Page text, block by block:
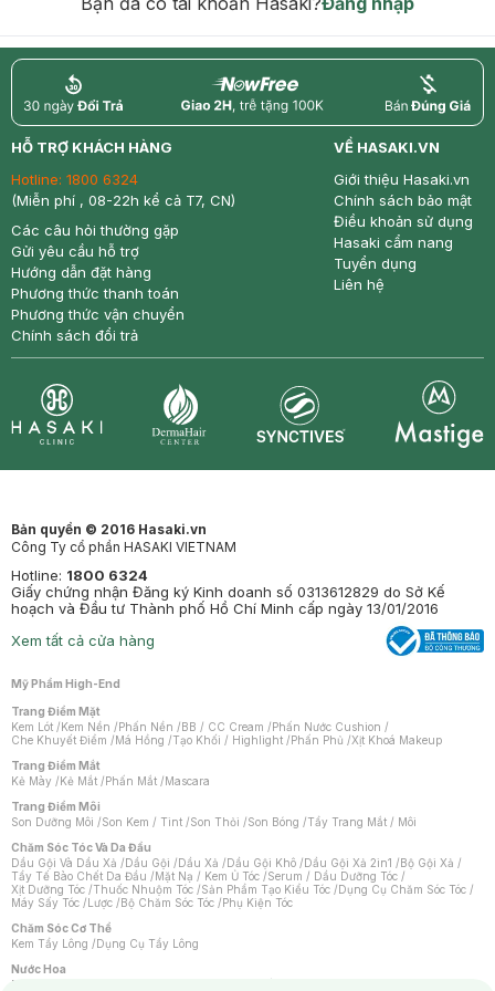
return nowfree price
HỖ TRỢ KHÁCH HÀNG
Hotline: 1800 6324
(Miễn phí , 08-22h kể cả T7, CN)
Các câu hỏi thường gặp
Gửi yêu cầu hỗ trợ
Hướng dẫn đặt hàng
Phương thức thanh toán
Phương thức vận chuyển
Chính sách đổi trả
VỀ HASAKI.VN
Giới thiệu Hasaki.vn
Chính sách bảo mật
Điều khoản sử dụng
Hasaki cẩm nang
Tuyển dụng
Liên hệ
Bản quyền © 2016 Hasaki.vn
Công Ty cổ phần HASAKI VIETNAM
Hotline: 1800 6324
Giấy chứng nhận Đăng ký Kinh doanh số 0313612829 do Sở Kế
hoạch và Đầu tư Thành phố Hồ Chí Minh cấp ngày 13/01/2016
Xem tất cả cửa hàng
Mỹ Phẩm High-End
Trang Điểm Mặt
Kem Lót /Kem Nền /Phấn Nền /BB / CC Cream /Phấn Nước Cushion /
Che Khuyết Điểm /Má Hồng /Tạo Khối / Highlight /Phấn Phủ /Xịt Khoá Makeup
Trang Điểm Mắt
Kẻ Mày /Kẻ Mắt /Phấn Mắt /Mascara
Trang Điểm Môi
Son Dưỡng Môi /Son Kem / Tint /Son Thỏi /Son Bóng /Tẩy Trang Mắt / Môi
Chăm Sóc Tóc Và Da Đầu
Dầu Gội Và Dầu Xả /Dầu Gội /Dầu Xả /Dầu Gội Khô /Dầu Gội Xả 2in1 /Bộ Gội Xả /
Tẩy Tế Bào Chết Da Đầu /Mặt Nạ / Kem Ủ Tóc /Serum / Dầu Dưỡng Tóc /
Xịt Dưỡng Tóc /Thuốc Nhuộm Tóc /Sản Phẩm Tạo Kiểu Tóc /Dụng Cụ Chăm Sóc Tóc /
Máy Sấy Tóc /Lược /Bộ Chăm Sóc Tóc /Phụ Kiện Tóc
Chăm Sóc Cơ Thể
Kem Tẩy Lông /Dụng Cụ Tẩy Lông
Nước Hoa
Nước Hoa Nữ